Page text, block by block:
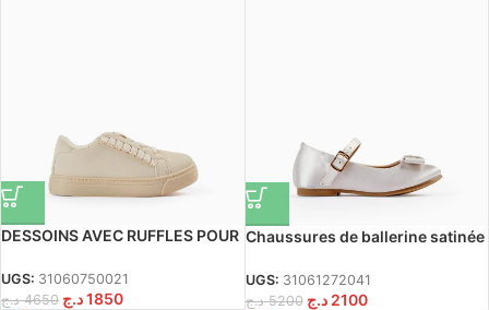
DESSOINS AVEC RUFFLES POUR
UGS: 31060750021
4650 د.ج 1850د.ج
Chaussures de ballerine satinée
blanc
UGS: 31061272041
5200 د.ج 2100 د.ج